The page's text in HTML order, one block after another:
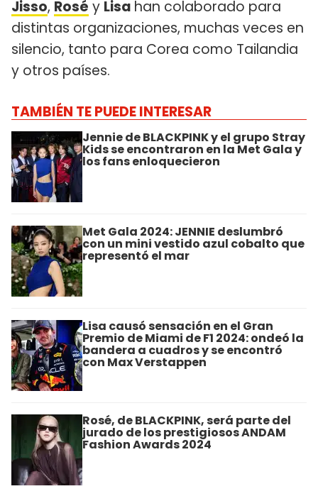
Jisso, Rosé y Lisa han colaborado para
distintas organizaciones, muchas veces en
silencio, tanto para Corea como Tailandia
y otros países.
TAMBIÉN TE PUEDE INTERESAR
Jennie de BLACKPINK y el grupo Stray
Kids se encontraron en la Met Gala y
los fans enloquecieron
Met Gala 2024: JENNIE deslumbró
con un mini vestido azul cobalto que
representó el mar
Lisa causó sensación en el Gran
Premio de Miami de F1 2024: ondeó la
bandera a cuadros y se encontró
con Max Verstappen
Rosé, de BLACKPINK, será parte del
jurado de los prestigiosos ANDAM
Fashion Awards 2024